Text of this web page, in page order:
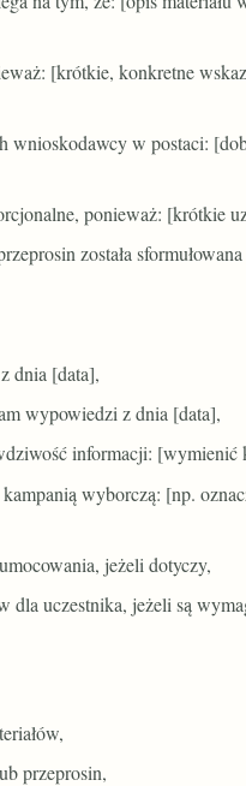
[krótkie, konkretne
wnioskodawcy w postaci:
ponieważ: [krótkie
została
dnia [data],
wypowiedzi z dnia [data],
informacji: [wymienić
wyborczą: [np.
jeżeli dotyczy,
dla uczestnika, jeżeli są
przeprosin,